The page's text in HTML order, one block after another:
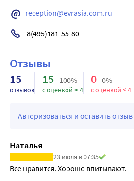
reception@evrasia.com.ru
8(495)181-55-80
Отзывы
15
отзывов
15 100%
с оценкой ≥ 4
0 0%
с оценкой < 4
Авторизоваться и оставить отзыв
Наталья
23 июля в 07:35
Все нравится. Хорошо впитывают.